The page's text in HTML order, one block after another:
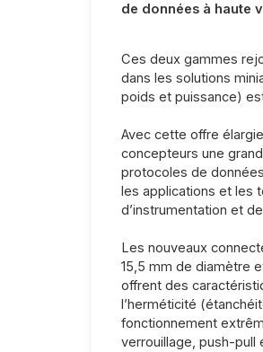
de données à haute
Ces deux gammes
dans les solutions
poids et puissance)
Avec cette offre
concepteurs une
protocoles de
les applications et les
d’instrumentation et
Les nouveaux
15,5 mm de diamètre
offrent des
l’herméticité
fonctionnement
verrouillage, push-pull